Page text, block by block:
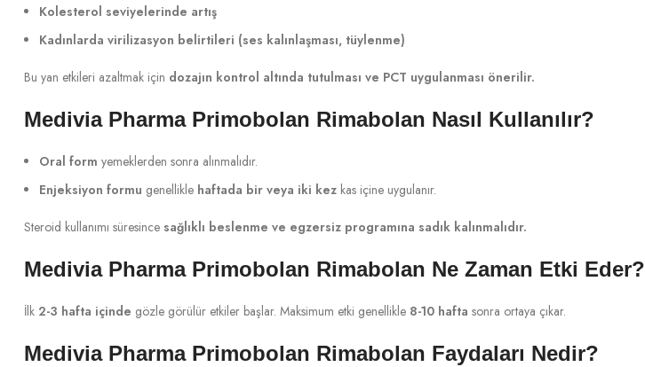
Kolesterol seviyelerinde artış
Kadınlarda virilizasyon belirtileri (ses kalınlaşması, tüylenme)
Bu yan etkileri azaltmak için dozajın kontrol altında tutulması ve PCT uygulanması önerilir.
Medivia Pharma Primobolan Rimabolan Nasıl Kullanılır?
Oral form yemeklerden sonra alınmalıdır.
Enjeksiyon formu genellikle haftada bir veya iki kez kas içine uygulanır.
Steroid kullanımı süresince sağlıklı beslenme ve egzersiz programına sadık kalınmalıdır.
Medivia Pharma Primobolan Rimabolan Ne Zaman Etki Eder?
İlk 2-3 hafta içinde gözle görülür etkiler başlar. Maksimum etki genellikle 8-10 hafta sonra ortaya çıkar.
Medivia Pharma Primobolan Rimabolan Faydaları Nedir?